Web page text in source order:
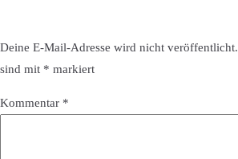
Deine E-Mail-Adresse wird nicht veröffentlicht.
sind mit * markiert
Kommentar *